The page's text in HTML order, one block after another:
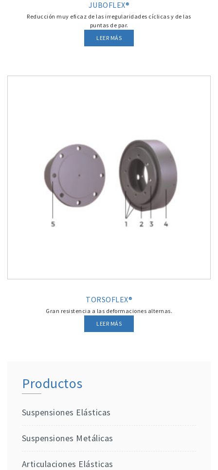
JUBOFLEX®
Reducción muy eficaz de las irregularidades cíclicas y de las
puntas de par.
LEER MÁS
TORSOFLEX®
Gran resistencia a las deformaciones alternas.
LEER MÁS
Productos
Suspensiones Elásticas
Suspensiones Metálicas
Articulaciones Elásticas